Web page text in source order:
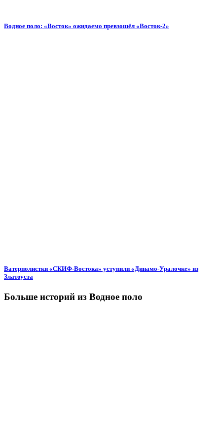
Водное поло: «Восток» ожидаемо превзошёл «Восток-2»
Ватерполистки «СКИФ-Востока» уступили «Динамо-Уралочке» из
Златоуста
Больше историй из Водное поло